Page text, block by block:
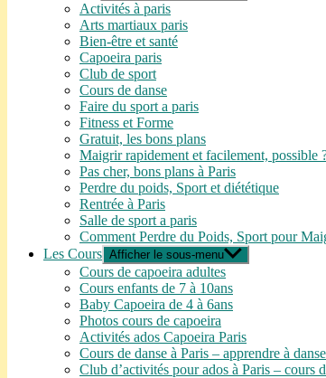
Activités à paris
Arts martiaux paris
Bien-être et santé
Capoeira paris
Club de sport
Cours de danse
Faire du sport a paris
Fitness et Forme
Gratuit, les bons plans
Maigrir rapidement et facilement, possible
Pas cher, bons plans à Paris
Perdre du poids, Sport et diététique
Rentrée à Paris
Salle de sport a paris
Comment Perdre du Poids, Sport pour
Les Cours Afficher le sous-menu
Cours de capoeira adultes
Cours enfants de 7 à 10ans
Baby Capoeira de 4 à 6ans
Photos cours de capoeira
Activités ados Capoeira Paris
Cours de danse à Paris – apprendre à
Club d’activités pour ados à Paris – cours